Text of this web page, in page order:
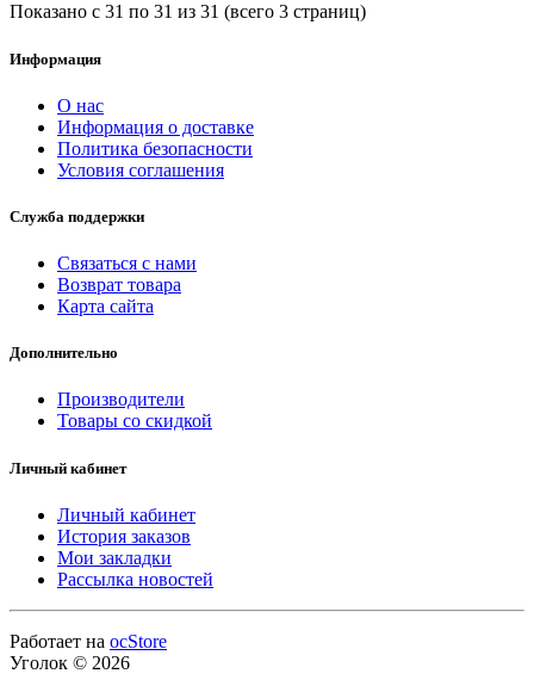
Показано с 31 по 31 из 31 (всего 3 страниц)
Информация
О нас
Информация о доставке
Политика безопасности
Условия соглашения
Служба поддержки
Связаться с нами
Возврат товара
Карта сайта
Дополнительно
Производители
Товары со скидкой
Личный кабинет
Личный кабинет
История заказов
Мои закладки
Рассылка новостей
Работает на ocStore
Уголок © 2026